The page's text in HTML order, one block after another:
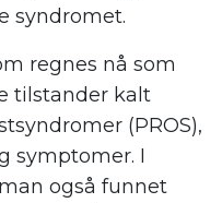
syndromet.
regnes nå som
tilstander kalt
(PROS),
symptomer. I
også funnet